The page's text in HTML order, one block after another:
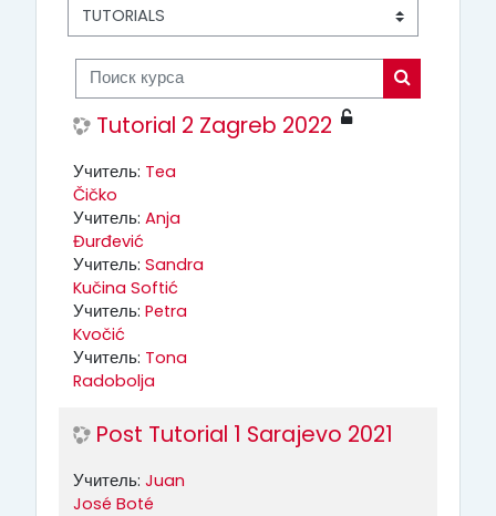
Поиск курса
Поиск курса
Tutorial 2 Zagreb 2022
Учитель: Tea
Čičko
Учитель: Anja
Đurđević
Учитель: Sandra
Kučina Softić
Учитель: Petra
Kvočić
Учитель: Tona
Radobolja
Post Tutorial 1 Sarajevo 2021
Учитель: Juan
José Boté